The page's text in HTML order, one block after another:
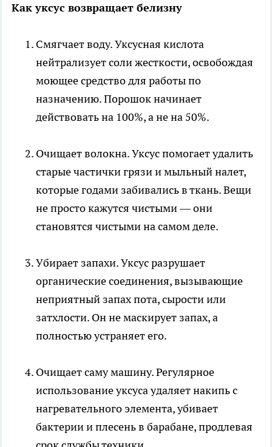
Как уксус возвращает белизну
Смягчает воду. Уксусная кислота
нейтрализует соли жесткости, освобождая
моющее средство для работы по
назначению. Порошок начинает
действовать на 100%, а не на 50%.
Очищает волокна. Уксус помогает удалить
старые частички грязи и мыльный налет,
которые годами забивались в ткань. Вещи
не просто кажутся чистыми — они
становятся чистыми на самом деле.
Убирает запахи. Уксус разрушает
органические соединения, вызывающие
неприятный запах пота, сырости или
затхлости. Он не маскирует запах, а
полностью устраняет его.
Очищает саму машину. Регулярное
использование уксуса удаляет накипь с
нагревательного элемента, убивает
бактерии и плесень в барабане, продлевая